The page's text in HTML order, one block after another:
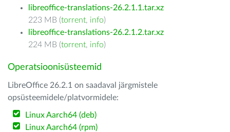
libreoffice-translations-26.2.1.1.tar.xz
223 MB (torrent, info)
libreoffice-translations-26.2.1.2.tar.xz
224 MB (torrent, info)
Operatsioonisüsteemid
LibreOffice 26.2.1 on saadaval järgmistele
opsüsteemidele/platvormidele:
Linux Aarch64 (deb)
Linux Aarch64 (rpm)